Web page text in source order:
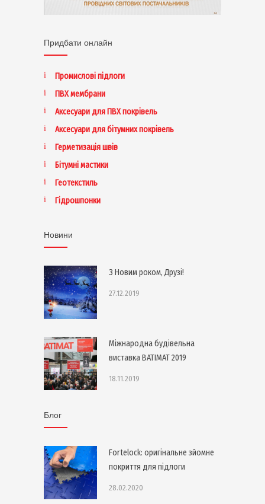
Придбати онлайн
Промислові підлоги
ПВХ мембрани
Аксесуари для ПВХ покрівель
Аксесуари для бітумних покрівель
Герметизація швів
Бітумні мастики
Геотекстиль
Гідрошпонки
Новини
З Новим роком, Друзі!
27.12.2019
Міжнародна будівельна
виставка BATIMAT 2019
18.11.2019
Блог
Fortelock: оригінальне зйомне
покриття для підлоги
28.02.2020